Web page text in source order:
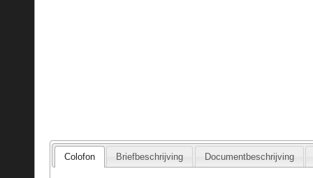
Colofon Briefbeschrijving Documentbeschrijving